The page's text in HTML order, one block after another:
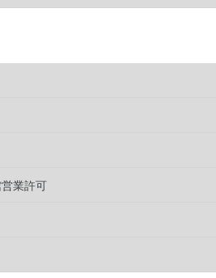
業許可